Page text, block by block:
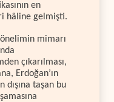
en
hâline gelmişti.
mimarı
çıkarılması,
Erdoğan’ın
dışına taşan bu